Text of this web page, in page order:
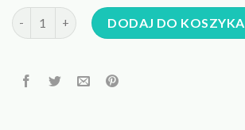
ilość złote zawieszki 585 apartDODAJ DO KOSZYKA